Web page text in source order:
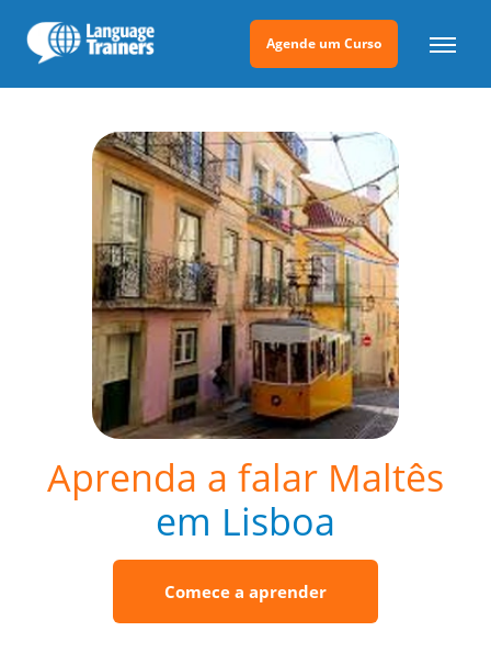
Agende um Curso
Aprenda a falar Maltês
em Lisboa
Comece a aprender